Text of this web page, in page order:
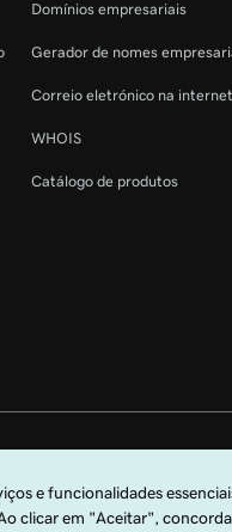
Domínios empresariais
Gerador de nomes
Correio eletrónico na internet
WHOIS
Catálogo de produtos
marca nominativa GoDaddy
registada da GoDaddy.com,